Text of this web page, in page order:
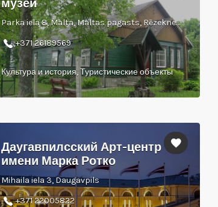
музей
Parka iela 8, Malta, Maltas pagasts, Rēzeknes novads
+371 26189569
Культура и история, Туристические объекты
Даугавпилсский Арт-центр
имени Марка Ротко
Mihaila iela 3, Daugavpils
+371 22005822